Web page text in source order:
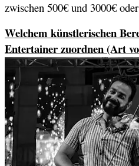
zwischen 500€ und 3000€
Welchem künstlerischen
Entertainer zuordnen (Art